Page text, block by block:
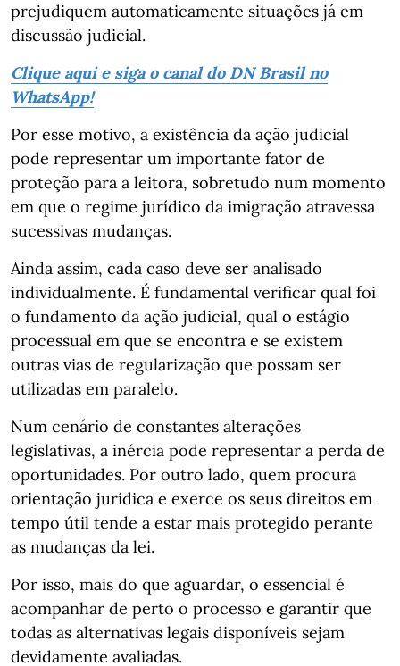
prejudiquem automaticamente situações já em
discussão judicial.
Clique aqui e siga o canal do DN Brasil no
WhatsApp!
Por esse motivo, a existência da ação judicial
pode representar um importante fator de
proteção para a leitora, sobretudo num momento
em que o regime jurídico da imigração atravessa
sucessivas mudanças.
Ainda assim, cada caso deve ser analisado
individualmente. É fundamental verificar qual foi
o fundamento da ação judicial, qual o estágio
processual em que se encontra e se existem
outras vias de regularização que possam ser
utilizadas em paralelo.
Num cenário de constantes alterações
legislativas, a inércia pode representar a perda de
oportunidades. Por outro lado, quem procura
orientação jurídica e exerce os seus direitos em
tempo útil tende a estar mais protegido perante
as mudanças da lei.
Por isso, mais do que aguardar, o essencial é
acompanhar de perto o processo e garantir que
todas as alternativas legais disponíveis sejam
devidamente avaliadas.